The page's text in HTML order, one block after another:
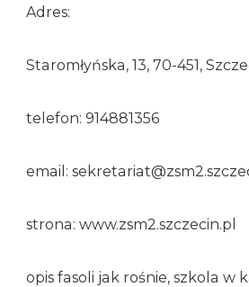
Adres:
Staromłyńska, 13, 70-451,
telefon: 914881356
email:
strona: www.zsm2.szczecin.pl
opis fasoli jak rośnie, szkola w